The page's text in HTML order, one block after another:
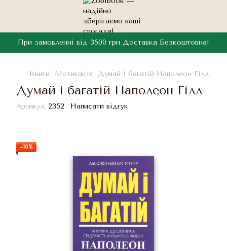
При замовленні від 3500 грн Доставка Безкоштовна!
Книги Мотивація Думай і багатій Наполеон Гілл
Думай і багатій Наполеон Гілл
Артикул: 2352 Написати відгук
−10%